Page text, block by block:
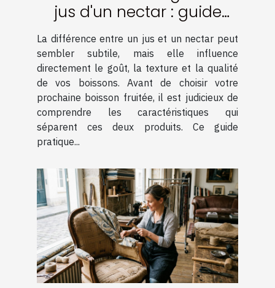
jus d'un nectar : guide
pratique
La différence entre un jus et un nectar peut
sembler subtile, mais elle influence
directement le goût, la texture et la qualité
de vos boissons. Avant de choisir votre
prochaine boisson fruitée, il est judicieux de
comprendre les caractéristiques qui
séparent ces deux produits. Ce guide
pratique...